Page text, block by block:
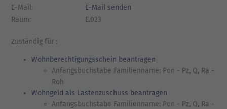
E-Mail:
E-Mail senden
Raum:
E.023
Zuständig für :
Wohnberechtigungsschein beantragen
Anfangsbuchstabe Familienname: Pon - Pz, Q, Ra -
Roh
Wohngeld als Lastenzuschuss beantragen
Anfangsbuchstabe Familienname: Pon - Pz, Q, Ra -